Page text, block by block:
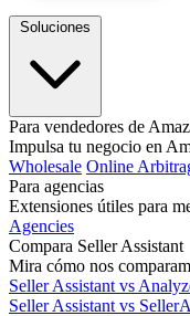
Para vendedores de
Impulsa tu negocio en
Wholesale Online
Para agencias
Extensiones útiles para
Agencies
Compara Seller Assistant
Mira cómo nos
Seller Assistant vs
Seller Assistant vs